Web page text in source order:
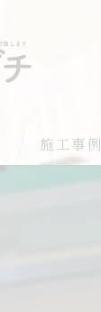
施工事例